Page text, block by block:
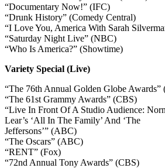
“Documentary Now!” (IFC)
“Drunk History” (Comedy Central)
“I Love You, America With Sarah
“Saturday Night Live” (NBC)
“Who Is America?” (Showtime)
Variety Special (Live)
“The 76th Annual Golden Globe Awards”
“The 61st Grammy Awards” (CBS)
“Live In Front Of A Studio Audience:
Lear’s ‘All In The Family’ And ‘The
Jeffersons’” (ABC)
“The Oscars” (ABC)
“RENT” (Fox)
“72nd Annual Tony Awards” (CBS)